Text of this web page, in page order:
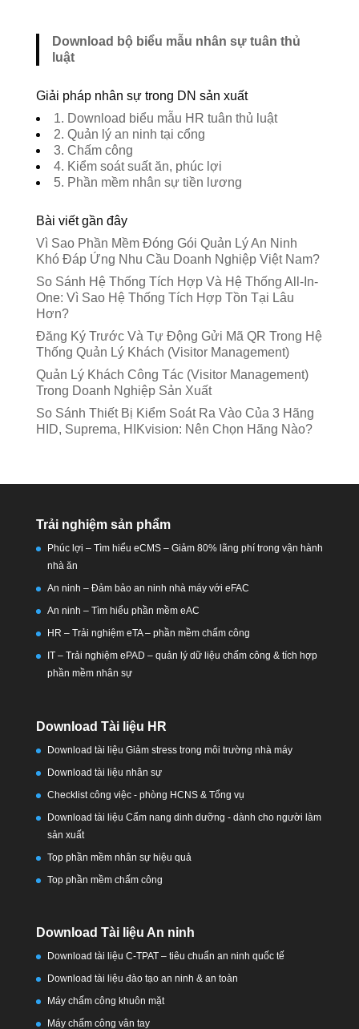
Download bộ biểu mẫu nhân sự tuân thủ
luật
Giải pháp nhân sự trong DN sản xuất
1. Download biểu mẫu HR tuân thủ luật
2. Quản lý an ninh tại cổng
3. Chấm công
4. Kiểm soát suất ăn, phúc lợi
5. Phần mềm nhân sự tiền lương
Bài viết gần đây
Vì Sao Phần Mềm Đóng Gói Quản Lý An Ninh
Khó Đáp Ứng Nhu Cầu Doanh Nghiệp Việt Nam?
So Sánh Hệ Thống Tích Hợp Và Hệ Thống All-In-
One: Vì Sao Hệ Thống Tích Hợp Tồn Tại Lâu
Hơn?
Đăng Ký Trước Và Tự Động Gửi Mã QR Trong Hệ
Thống Quản Lý Khách (Visitor Management)
Quản Lý Khách Công Tác (Visitor Management)
Trong Doanh Nghiệp Sản Xuất
So Sánh Thiết Bị Kiểm Soát Ra Vào Của 3 Hãng
HID, Suprema, HIKvision: Nên Chọn Hãng Nào?
Trải nghiệm sản phẩm
Phúc lợi – Tìm hiểu eCMS – Giảm 80% lãng phí trong vận hành
nhà ăn
An ninh – Đảm bảo an ninh nhà máy với eFAC
An ninh – Tìm hiểu phần mềm eAC
HR – Trải nghiệm eTA – phần mềm chấm công
IT – Trải nghiệm ePAD – quản lý dữ liệu chấm công & tích hợp
phần mềm nhân sự
Download Tài liệu HR
Download tài liệu Giảm stress trong môi trường nhà máy
Download tài liệu nhân sự
Checklist công việc - phòng HCNS & Tổng vụ
Download tài liệu Cẩm nang dinh dưỡng - dành cho người làm
sản xuất
Top phần mềm nhân sự hiệu quả
Top phần mềm chấm công
Download Tài liệu An ninh
Download tài liệu C-TPAT – tiêu chuẩn an ninh quốc tế
Download tài liệu đào tạo an ninh & an toàn
Máy chấm công khuôn mặt
Máy chấm công vân tay